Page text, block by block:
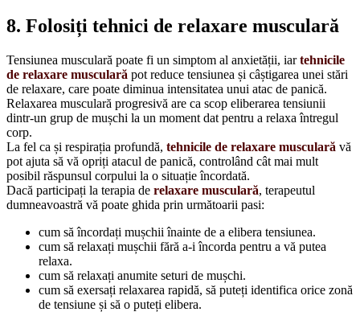
8. Folosiți tehnici de relaxare musculară
Tensiunea musculară poate fi un simptom al anxietății, iartehnicile
de relaxare musculară pot reduce tensiunea și câștigarea unei stări
de relaxare, care poate diminua intensitatea unui atac de panică.
Relaxarea musculară progresivă are ca scop eliberarea tensiunii
dintr-un grup de mușchi la un moment dat pentru a relaxa întregul
corp.
La fel ca și respirația profundă, tehnicile de relaxare musculară vă
pot ajuta să vă opriți atacul de panică, controlând cât mai mult
posibil răspunsul corpului la o situație încordată.
Dacă participați la terapia de relaxare musculară, terapeutul
dumneavoastră vă poate ghida prin următoarii pasi:
cum să încordați mușchii înainte de a elibera tensiunea.
cum să relaxați mușchii fără a-i încorda pentru a vă putea
relaxa.
cum să relaxați anumite seturi de mușchi.
cum să exersați relaxarea rapidă, să puteți identifica orice zonă
de tensiune și să o puteți elibera.